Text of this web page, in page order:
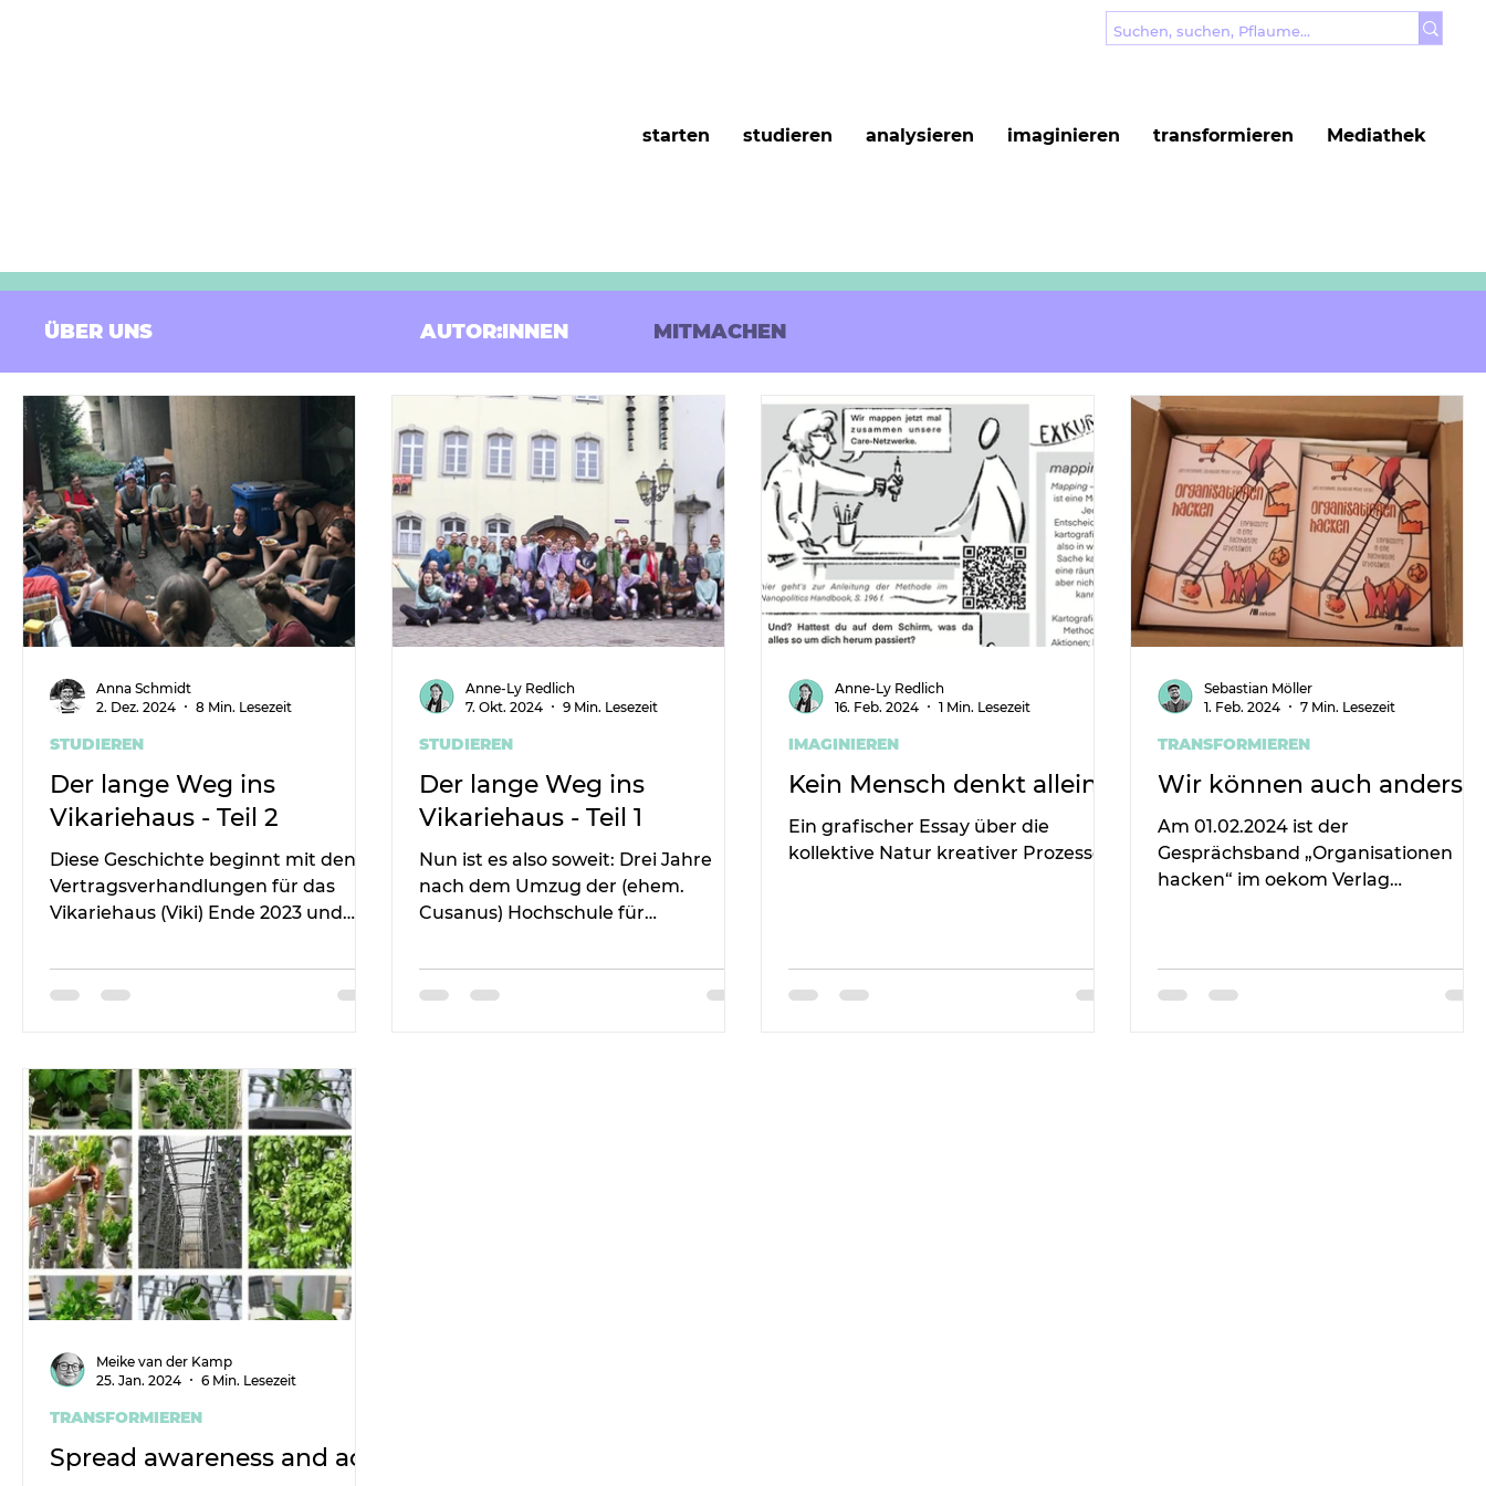
starten studieren analysieren imaginieren transformieren Mediathek
ÜBER UNS AUTOR:INNEN MITMACHEN
Der lange Weg ins
Vikariehaus - Teil 2
Diese Geschichte beginnt mit den
Vertragsverhandlungen für das
Vikariehaus (Viki) Ende 2023 und
im August
STUDIEREN
Anna Schmidt
2. Dez. 2024
8 Min. Lesezeit
Der lange Weg ins
Vikariehaus - Teil 1
Nun ist es also soweit: Drei Jahre
nach dem Umzug der (ehem.
Cusanus) Hochschule für
Studierendengemeinsch
STUDIEREN
Anne-Ly Redlich
7. Okt. 2024
9 Min. Lesezeit
Kein Mensch denkt allein
Ein grafischer Essay über die
kollektive Natur kreativer Prozesse
IMAGINIEREN
Anne-Ly Redlich
16. Feb. 2024
1 Min. Lesezeit
Wir können auch anders!
Am 01.02.2024 ist der
Gesprächsband „Organisationen
hacken“ im oekom Verlag
TRANSFORMIEREN
Sebastian Möller
1. Feb. 2024
7 Min. Lesezeit
Spread awareness and act!
TRANSFORMIEREN
Meike van der Kamp
25. Jan. 2024
6 Min. Lesezeit